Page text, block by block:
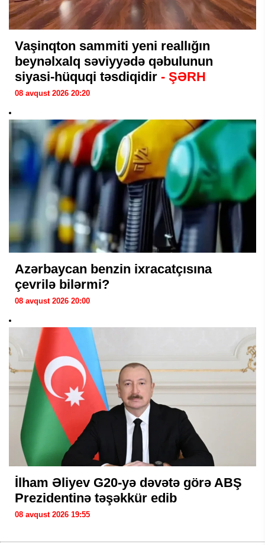
Vaşinqton sammiti yeni reallığın
beynəlxalq səviyyədə qəbulunun
siyasi-hüquqi təsdiqidir - ŞƏRH
08 avqust 2026 20:20
Azərbaycan benzin ixracatçısına
çevrilə bilərmi?
08 avqust 2026 20:00
İlham Əliyev G20-yə dəvətə görə ABŞ
Prezidentinə təşəkkür edib
08 avqust 2026 19:55